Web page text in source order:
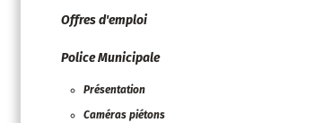
Offres d'emploi
Police Municipale
Présentation
Caméras piétons